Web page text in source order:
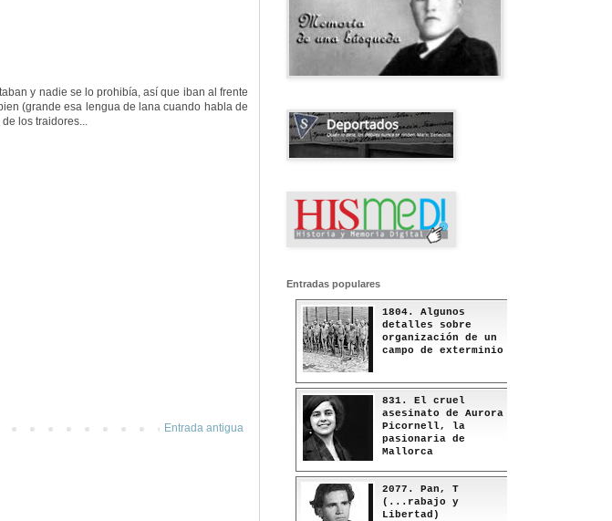
y nadie se lo prohibía, así que iban al frente
(grande esa lengua de lana cuando habla de
los traidores...
Entrada antigua
Entradas populares
1804. Algunos
detalles sobre
organización de un
campo de exterminio
831. El cruel
asesinato de Aurora
Picornell, la
pasionaria de
Mallorca
2077. Pan, T
(...rabajo y
Libertad)